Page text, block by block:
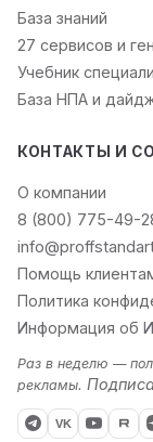
База знаний
27 сервисов и
Учебник
База НПА и
КОНТАКТЫ И
О компании
8 (800) 775-49-
Помощь
Политика
Информация об
Раз в неделю —
рекламы.
VK